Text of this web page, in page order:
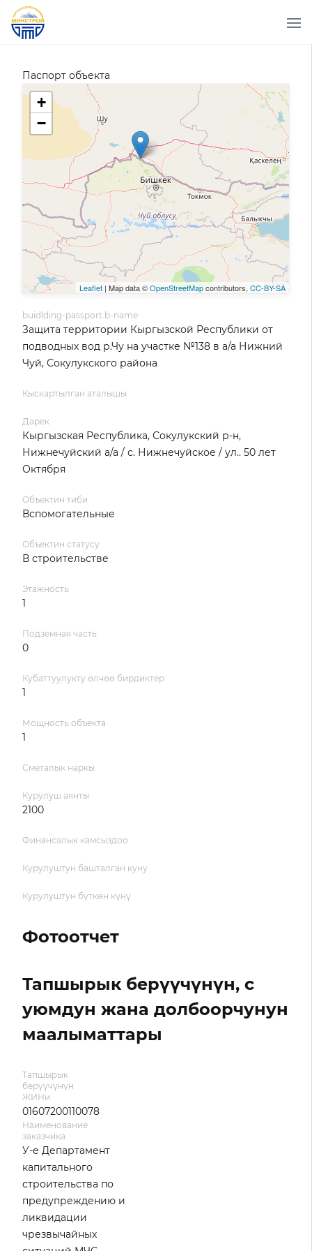
Паспорт объекта
+
−
Leaflet | Map data ©OpenStreetMapcontributors, CC-BY-SA
buidlding-passport.b-name
Защита территории Кыргызской Республики от
подводных вод р.Чу на участке №138 в а/а Нижний
Чуй, Сокулукского района
Кыскартылган аталышы
Дарек
Кыргызская Республика, Сокулукский р-н,
Нижнечуйский а/а / с. Нижнечуйское / ул.. 50 лет
Октября
Объектин тиби
Вспомогательные
Объектин статусу
В строительстве
Этажность
1
Подземная часть
0
Кубаттуулукту өлчөө бирдиктер
1
Мощность объекта
1
Сметалык наркы
Курулуш аянты
2100
Финансалык камсыздоо
Курулуштун башталган куну
Курулуштун бүткөн күнү
Фотоотчет
Тапшырык берүүчүнүн, с
уюмдун жана долбоорчунун
маалыматтары
Тапшырык
берүүчүнүн
ЖИНи
01607200110078
Наименование
заказчика
У-е Департамент
капитального
строительства по
предупреждению и
ликвидации
чрезвычайных